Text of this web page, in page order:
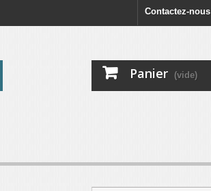
Contactez-nous
Panier (vide)